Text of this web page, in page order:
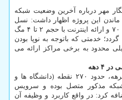
مهر درباره آخرین وضعیت شبکه
این پروژه اظهار داشت: نسل
اول شبکه علمی کشور به دهه ۷۰ و ارائه اینترنت با حجم ۲ تا ۴ مگ
خدمتی که باتوجه به نوپا بودن
محدود به برخی مراکز ارائه می
دهه
وی با اشاره به اینکه در آن برهه، حدود ۲۷۰ نقطه (دانشگاه ها و
مذکور متصل بوده و سرویس
کرد: در واقع کاربرد و وظیفه آن